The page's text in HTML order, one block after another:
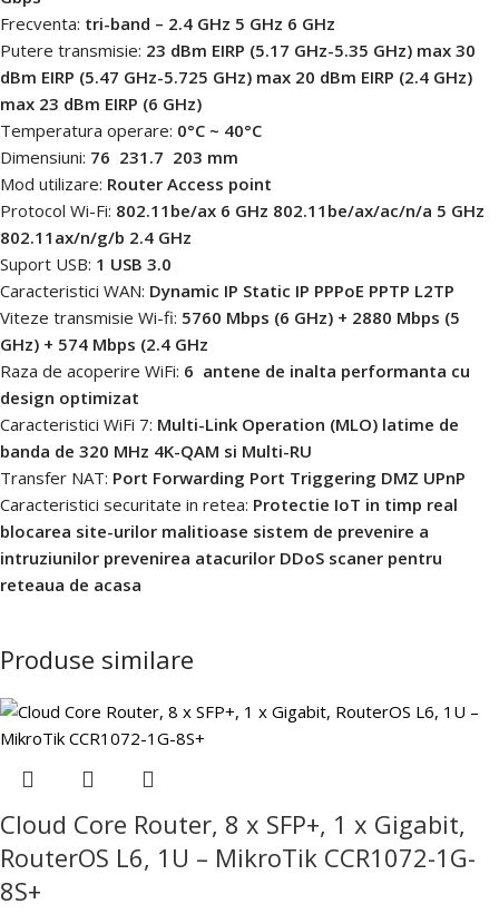
Frecventa: tri-band – 2.4 GHz 5 GHz 6 GHz
Putere transmisie: 23 dBm EIRP (5.17 GHz-5.35 GHz) max 30
dBm EIRP (5.47 GHz-5.725 GHz) max 20 dBm EIRP (2.4 GHz)
max 23 dBm EIRP (6 GHz)
Temperatura operare: 0°C ~ 40°C
Dimensiuni: 76  231.7  203 mm
Mod utilizare: Router Access point
Protocol Wi-Fi: 802.11be/ax 6 GHz 802.11be/ax/ac/n/a 5 GHz
802.11ax/n/g/b 2.4 GHz
Suport USB: 1 USB 3.0
Caracteristici WAN: Dynamic IP Static IP PPPoE PPTP L2TP
Viteze transmisie Wi-fi: 5760 Mbps (6 GHz) + 2880 Mbps (5
GHz) + 574 Mbps (2.4 GHz
Raza de acoperire WiFi: 6  antene de inalta performanta cu
design optimizat
Caracteristici WiFi 7: Multi-Link Operation (MLO) latime de
banda de 320 MHz 4K-QAM si Multi-RU
Transfer NAT: Port Forwarding Port Triggering DMZ UPnP
Caracteristici securitate in retea: Protectie IoT in timp real
blocarea site-urilor malitioase sistem de prevenire a
intruziunilor prevenirea atacurilor DDoS scaner pentru
reteaua de acasa
Produse similare
Cloud Core Router, 8 x SFP+, 1 x Gigabit,
RouterOS L6, 1U – MikroTik CCR1072-1G-
8S+